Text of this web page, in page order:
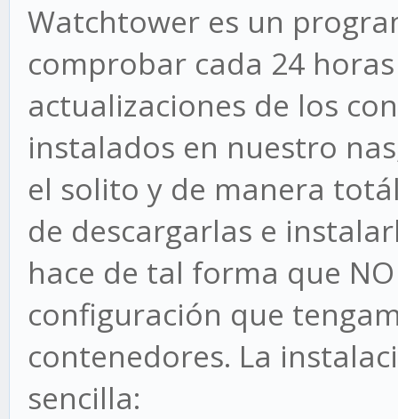
Watchtower es un
comprobar cada 24
actualizaciones de los
instalados en nuestro
el solito y de manera
de descargarlas e
hace de tal forma que NO
configuración que
contenedores. La
sencilla: